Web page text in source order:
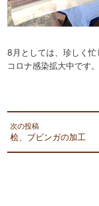
8月としては、珍しく忙
コロナ感染拡大中です
次の投稿
桧、ブビンガの加工